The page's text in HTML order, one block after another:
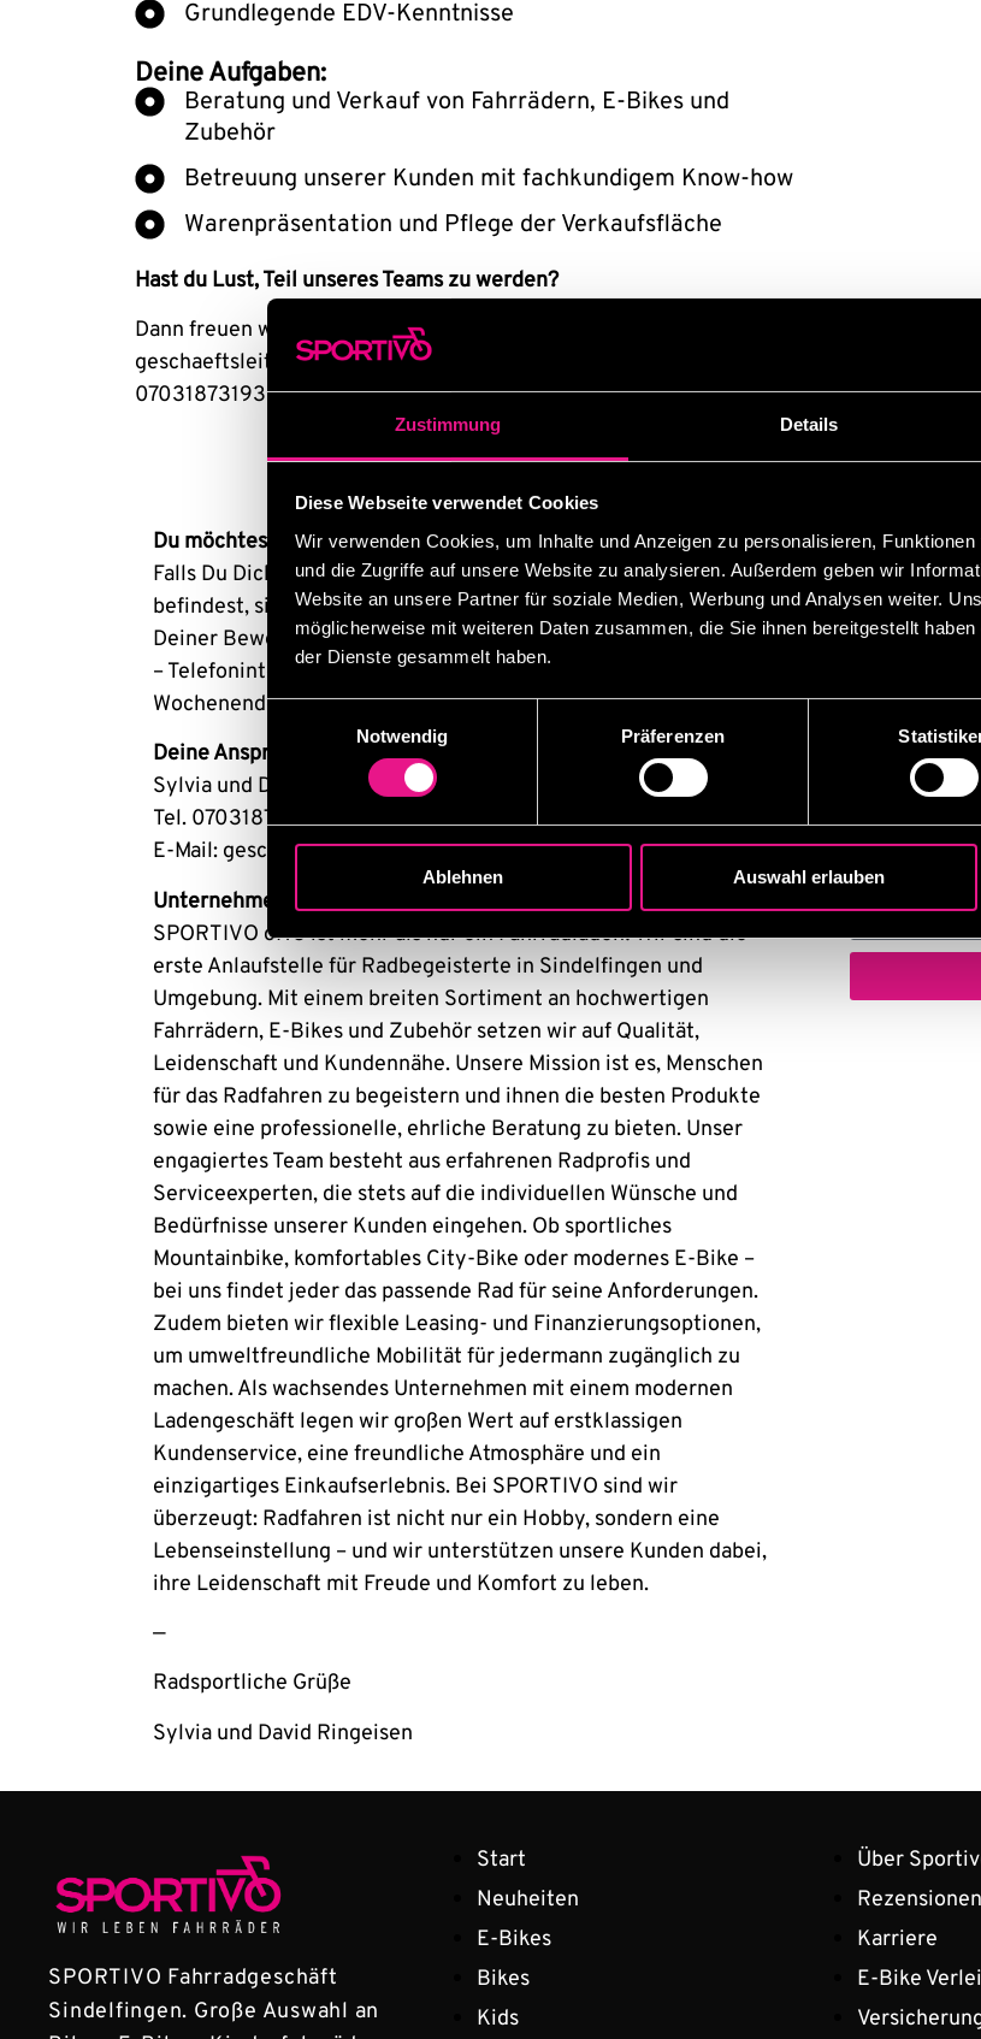
Zustimmung Details
Diese Webseite verwendet Cookies
Wir verwenden Cookies, um Inhalte und Anzeigen zu personalisieren,
und die Zugriffe auf unsere Website zu analysieren. Außerdem geben wir
Website an unsere Partner für soziale Medien, Werbung und Analysen weiter.
möglicherweise mit weiteren Daten zusammen, die Sie ihnen bereitgestellt
der Dienste gesammelt haben.
Notwendig
Präferenzen
Ablehnen Auswahl erlauben
Grundlegende EDV-Kenntnisse
Deine Aufgaben:
Beratung und Verkauf von Fahrrädern, E-Bikes und
Zubehör
Betreuung unserer Kunden mit fachkundigem Know-how
Warenpräsentation und Pflege der Verkaufsfläche
Hast du Lust, Teil unseres Teams zu werden?
Dann freuen wir uns auf deine Bewerbung per E-Mail an
geschaeftsleitung@sportivo-bikes.de oder ruf uns direkt unter
07031873193 an.
Du möchtest wechseln? Das bleibt unter uns!
Falls Du Dich in einem ungekündigten Arbeitsverhältnis
befindest, sichern wir Dir natürlich höchste Vertraulichkeit
Deiner Bewerbung zu.
– Telefoninterviews gerne auch nach Feierabend oder am
Wochenende
Deine Ansprechpartner:
Sylvia und David Ringeisen
Tel. 07031873193
E-Mail: geschaeftsleitung@sportivo-bikes.de
Unternehmensbeschreibung:
SPORTIVO oHG ist mehr als nur ein Fahrradladen! Wir sind die
erste Anlaufstelle für Radbegeisterte in Sindelfingen und
Umgebung. Mit einem breiten Sortiment an hochwertigen
Fahrrädern, E-Bikes und Zubehör setzen wir auf Qualität,
Leidenschaft und Kundennähe. Unsere Mission ist es, Menschen
für das Radfahren zu begeistern und ihnen die besten Produkte
sowie eine professionelle, ehrliche Beratung zu bieten. Unser
engagiertes Team besteht aus erfahrenen Radprofis und
Serviceexperten, die stets auf die individuellen Wünsche und
Bedürfnisse unserer Kunden eingehen. Ob sportliches
Mountainbike, komfortables City-Bike oder modernes E-Bike –
bei uns findet jeder das passende Rad für seine Anforderungen.
Zudem bieten wir flexible Leasing- und Finanzierungsoptionen,
um umweltfreundliche Mobilität für jedermann zugänglich zu
machen. Als wachsendes Unternehmen mit einem modernen
Ladengeschäft legen wir großen Wert auf erstklassigen
Kundenservice, eine freundliche Atmosphäre und ein
einzigartiges Einkaufserlebnis. Bei SPORTIVO sind wir
überzeugt: Radfahren ist nicht nur ein Hobby, sondern eine
Lebenseinstellung – und wir unterstützen unsere Kunden dabei,
ihre Leidenschaft mit Freude und Komfort zu leben.
—
Radsportliche Grüße
Sylvia und David Ringeisen
Name*
E-Mail*
SPORTIVO Fahrradgeschäft
Sindelfingen. Große Auswahl an
Start
Neuheiten
E-Bikes
Bikes
Kids
Über
Rezensionen
Karriere
E-Bike